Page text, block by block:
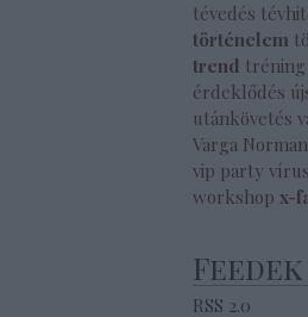
tévedés
történelem
trend tréning
érdeklődés
utánkövetés
Varga Norman
vip party
workshop x-
Feedek
RSS 2.0